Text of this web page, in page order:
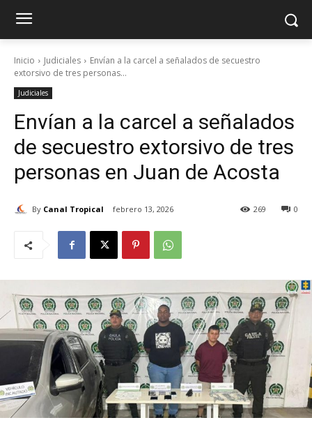
Inicio Judiciales
Envían a la carcel a señalados de secuestro
extorsivo de tres personas...
Judiciales
Envían a la carcel a señalados
de secuestro extorsivo de tres
personas en Juan de Acosta
By Canal Tropical febrero 13, 2026 0
269